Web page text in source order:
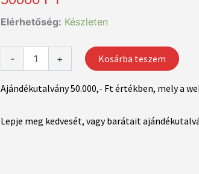
Elérhetőség: Készleten
-
Ajándékutalvány
mennyiség
+ Kosárba teszem
Ajándékutalvány 50.000,- Ft értékben, mely a
Lepje meg kedvesét, vagy barátait